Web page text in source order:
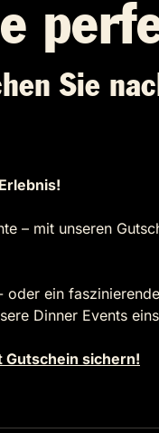
Sie
– mit unseren
oder ein
Dinner Events
Gutschein sichern!